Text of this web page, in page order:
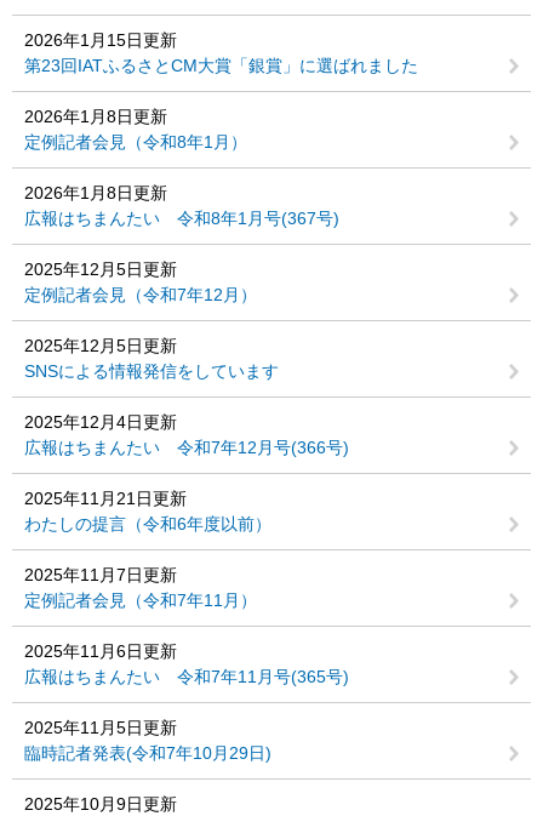
2026年1月15日更新
第23回IATふるさとCM大賞「銀賞」に選ばれました
2026年1月8日更新
定例記者会見（令和8年1月）
2026年1月8日更新
広報はちまんたい 令和8年1月号(367号)
2025年12月5日更新
定例記者会見（令和7年12月）
2025年12月5日更新
SNSによる情報発信をしています
2025年12月4日更新
広報はちまんたい 令和7年12月号(366号)
2025年11月21日更新
わたしの提言（令和6年度以前）
2025年11月7日更新
定例記者会見（令和7年11月）
2025年11月6日更新
広報はちまんたい 令和7年11月号(365号)
2025年11月5日更新
臨時記者発表(令和7年10月29日)
2025年10月9日更新